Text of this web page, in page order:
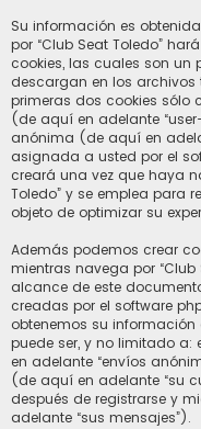
Su información es
por “Club Seat Toledo”
cookies, las cuales son un
descargan en los archivos
primeras dos cookies sólo
(de aquí en adelante
anónima (de aquí en
asignada a usted por el
creará una vez que haya
Toledo” y se emplea para
objeto de optimizar su
Además podemos crear
mientras navega por “Club
alcance de este
creadas por el software
obtenemos su información
puede ser, y no limitado
en adelante “envíos
(de aquí en adelante “su
después de registrarse y
adelante “sus mensajes”).